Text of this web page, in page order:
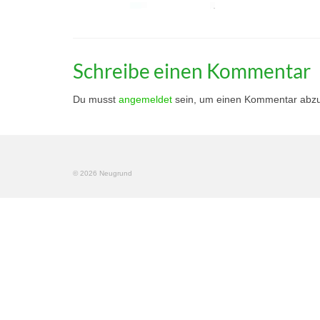
Schreibe einen Kommentar
Du musst angemeldet sein, um einen Kommentar
© 2026 Neugrund